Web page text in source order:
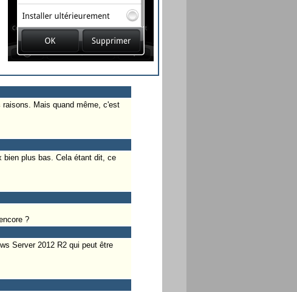
Mais quand même, c'est
bien plus bas. Cela étant dit, ce
?
Server 2012 R2 qui peut être